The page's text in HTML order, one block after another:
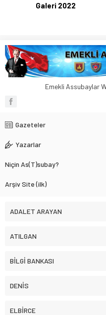
Galeri 2022
Emekli Assubaylar
Gazeteler
Yazarlar
Niçin As(T)subay?
Arşiv Site (ilk)
ADALET ARAYAN
ATILGAN
BİLGİ BANKASI
DENİS
ELBİRCE